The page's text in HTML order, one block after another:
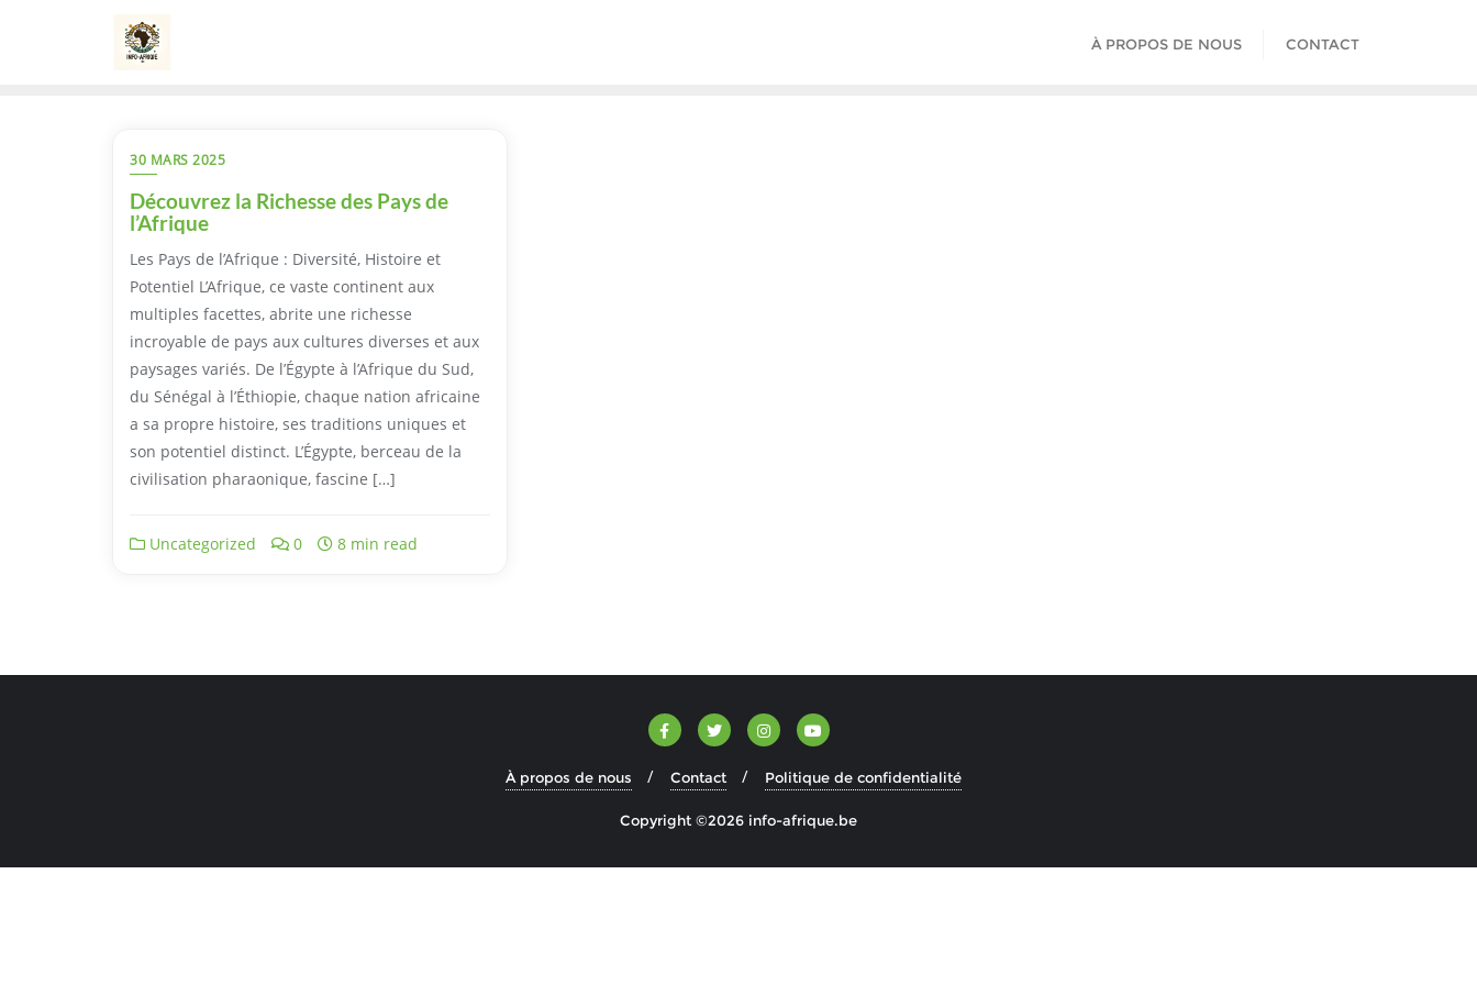
À PROPOS DE NOUS CONTACT
30 MARS 2025
Découvrez la Richesse des Pays de
l’Afrique
Les Pays de l’Afrique : Diversité, Histoire et
Potentiel L’Afrique, ce vaste continent aux
multiples facettes, abrite une richesse
incroyable de pays aux cultures diverses et aux
paysages variés. De l’Égypte à l’Afrique du Sud,
du Sénégal à l’Éthiopie, chaque nation africaine
a sa propre histoire, ses traditions uniques et
son potentiel distinct. L’Égypte, berceau de la
civilisation pharaonique, fascine […]
Uncategorized 0 8 min read
À propos de nous Contact Politique de confidentialité
Copyright ©2026 info-afrique.be